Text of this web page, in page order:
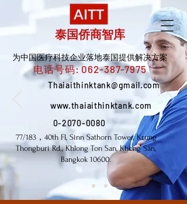
泰国侨商智库
为中国医疗科技企业落地泰国提供解决方案
电话号码:062-387-7975
Thaiaithinktank@gmail.com
www.thaiaithinktank.com
0-2070-0080
77/183，40th Fl, Sinn Sathorn Tower, Krung
Thongburi Rd., Khlong Ton San, Khong San,
Bangkok 10600.